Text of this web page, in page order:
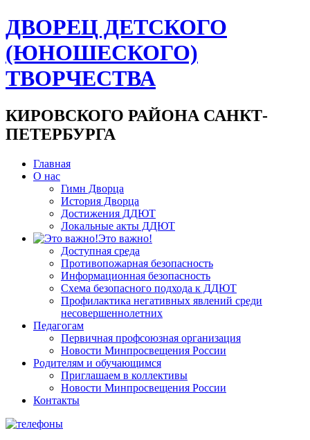
ДВОРЕЦ ДЕТСКОГО
(ЮНОШЕСКОГО)
ТВОРЧЕСТВА
КИРОВСКОГО РАЙОНА САНКТ-
ПЕТЕРБУРГА
Главная
О нас
Гимн Дворца
История Дворца
Достижения ДДЮТ
Локальные акты ДДЮТ
Это важно!
Доступная среда
Противопожарная безопасность
Информационная безопасность
Схема безопасного подхода к ДДЮТ
Профилактика негативных явлений среди
несовершеннолетних
Педагогам
Первичная профсоюзная организация
Новости Минпросвещения России
Родителям и обучающимся
Приглашаем в коллективы
Новости Минпросвещения России
Контакты